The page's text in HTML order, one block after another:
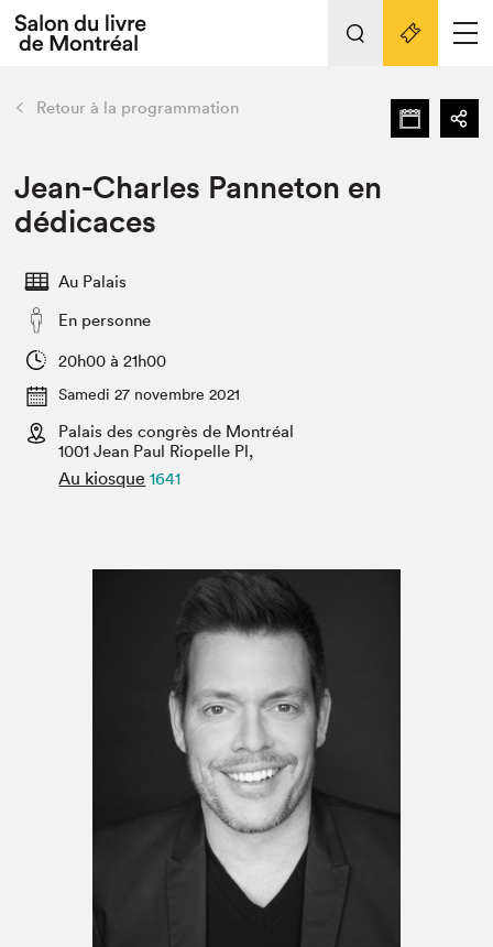
Espace médias
Espace exposant⋅e⋅s
Tout sur l'édition 2022
Actualités
Club de lecture Braindate
retour Nos activités
Édition 2022
Planifier sa visite
Nous connaître
Projets partenaires 2022
Archives
Liens pratiques
Retour à la programmation
Jean-Charles Panneton en
dédicaces
Au Palais
En personne
20h00 à 21h00
Samedi 27 novembre 2021
Palais des congrès de Montréal
1001 Jean Paul Riopelle Pl,
Au kiosque 1641